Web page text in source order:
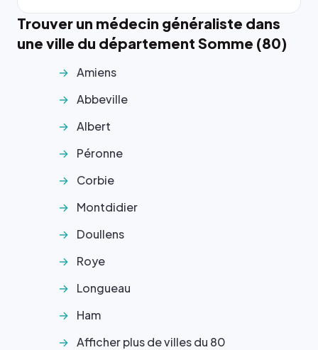
Trouver un médecin généraliste dans
une ville du département Somme (80)
Amiens
Abbeville
Albert
Péronne
Corbie
Montdidier
Doullens
Roye
Longueau
Ham
Afficher plus de villes du 80